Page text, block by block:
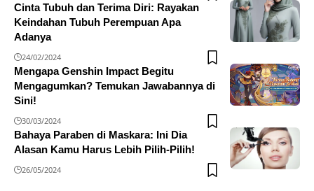
Cinta Tubuh dan Terima Diri: Rayakan
Keindahan Tubuh Perempuan Apa
Adanya
24/02/2024
Mengapa Genshin Impact Begitu
Mengagumkan? Temukan Jawabannya di
Sini!
30/03/2024
Bahaya Paraben di Maskara: Ini Dia
Alasan Kamu Harus Lebih Pilih-Pilih!
26/05/2024